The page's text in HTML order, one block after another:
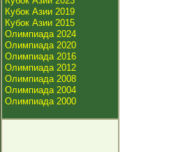
Кубок Азии 2019
Кубок Азии 2015
Олимпиада 2024
Олимпиада 2020
Олимпиада 2016
Олимпиада 2012
Олимпиада 2008
Олимпиада 2004
Олимпиада 2000